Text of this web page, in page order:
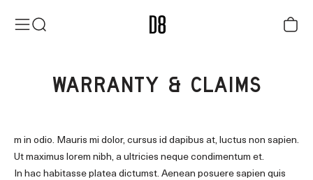
MenuSearch District Eight Cart
WARRANTY & CLAIMS
m in odio. Mauris mi dolor, cursus id dapibus at, luctus non sapien.
Ut maximus lorem nibh, a ultricies neque condimentum et.
In hac habitasse platea dictumst. Aenean posuere sapien quis